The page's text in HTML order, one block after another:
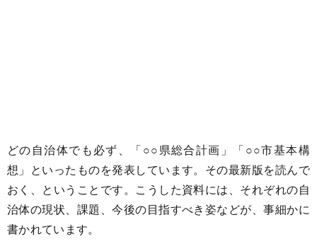
どの自治体でも必ず、「○○県総合計画」「○○市基本構
想」といったものを発表しています。その最新版を読んで
おく、ということです。こうした資料には、それぞれの自
治体の現状、課題、今後の目指すべき姿などが、事細かに
書かれています。